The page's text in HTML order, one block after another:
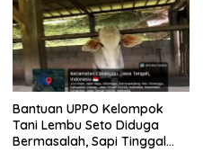
Bantuan UPPO Kelompok
Tani Lembu Seto Diduga
Bermasalah, Sapi Tinggal